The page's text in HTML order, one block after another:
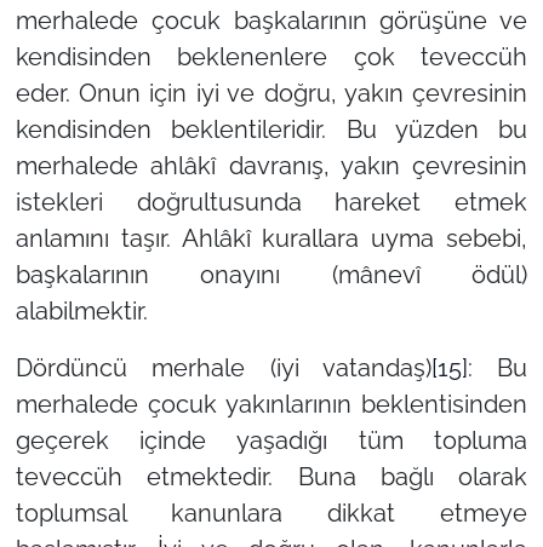
merhalede çocuk başkalarının görüşüne ve
kendisinden beklenenlere çok teveccüh
eder. Onun için iyi ve doğru, yakın çevresinin
kendisinden beklentileridir. Bu yüzden bu
merhalede ahlâkî davranış, yakın çevresinin
istekleri doğrultusunda hareket etmek
anlamını taşır. Ahlâkî kurallara uyma sebebi,
başkalarının onayını (mânevî ödül)
alabilmektir.
Dördüncü merhale (iyi vatandaş)[15]: Bu
merhalede çocuk yakınlarının beklentisinden
geçerek içinde yaşadığı tüm topluma
teveccüh etmektedir. Buna bağlı olarak
toplumsal kanunlara dikkat etmeye